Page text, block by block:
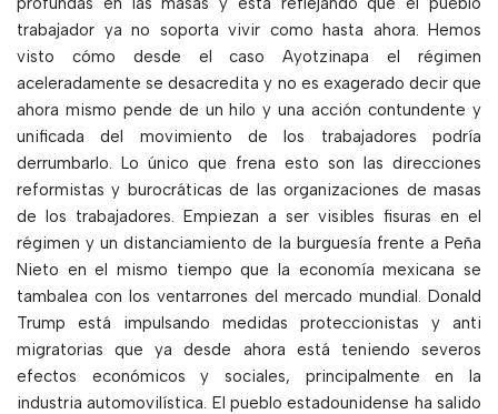
trabajador ya no soporta vivir como hasta ahora. Hemos
visto cómo desde el caso Ayotzinapa el régimen
aceleradamente se desacredita y no es exagerado decir que
ahora mismo pende de un hilo y una acción contundente y
unificada del movimiento de los trabajadores podría
derrumbarlo. Lo único que frena esto son las direcciones
reformistas y burocráticas de las organizaciones de masas
de los trabajadores. Empiezan a ser visibles fisuras en el
régimen y un distanciamiento de la burguesía frente a Peña
Nieto en el mismo tiempo que la economía mexicana se
tambalea con los ventarrones del mercado mundial. Donald
Trump está impulsando medidas proteccionistas y anti
migratorias que ya desde ahora está teniendo severos
efectos económicos y sociales, principalmente en la
industria automovilística. El pueblo estadounidense ha salido